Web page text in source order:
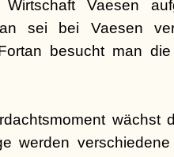
Vaesen
sei bei Vaesen
besucht man
wächst
werden